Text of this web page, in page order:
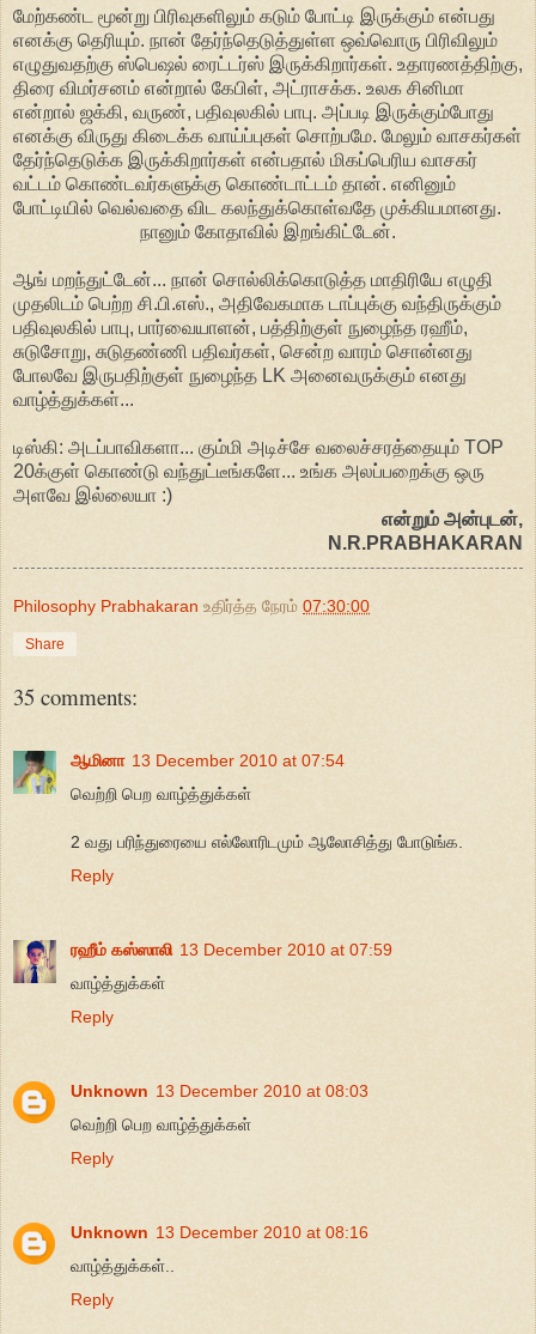
மேற்கண்ட மூன்று பிரிவுகளிலும் கடும் போட்டி இருக்கும் என்பது
எனக்கு தெரியும். நான் தேர்ந்தெடுத்துள்ள ஒவ்வொரு பிரிவிலும்
எழுதுவதற்கு ஸ்பெஷல் ரைட்டர்ஸ் இருக்கிறார்கள். உதாரணத்திற்கு,
திரை விமர்சனம் என்றால் கேபிள், அட்ராசக்க. உலக சினிமா
என்றால் ஜக்கி, வருண், பதிவுலகில் பாபு. அப்படி இருக்கும்போது
எனக்கு விருது கிடைக்க வாய்ப்புகள் சொற்பமே. மேலும் வாசகர்கள்
தேர்ந்தெடுக்க இருக்கிறார்கள் என்பதால் மிகப்பெரிய வாசகர்
வட்டம் கொண்டவர்களுக்கு கொண்டாட்டம் தான். எனினும்
போட்டியில் வெல்வதை விட கலந்துக்கொள்வதே முக்கியமானது.
நானும் கோதாவில் இறங்கிட்டேன்.
ஆங் மறந்துட்டேன்... நான் சொல்லிக்கொடுத்த மாதிரியே எழுதி
முதலிடம் பெற்ற சி.பி.எஸ்., அதிவேகமாக டாப்புக்கு வந்திருக்கும்
பதிவுலகில் பாபு, பார்வையாளன், பத்திற்குள் நுழைந்த ரஹீம்,
சுடுசோறு, சுடுதண்ணி பதிவர்கள், சென்ற வாரம் சொன்னது
போலவே இருபதிற்குள் நுழைந்த LK அனைவருக்கும் எனது
வாழ்த்துக்கள்...
டிஸ்கி: அடப்பாவிகளா... கும்மி அடிச்சே வலைச்சரத்தையும் TOP
20க்குள் கொண்டு வந்துட்டீங்களே... உங்க அலப்பறைக்கு ஒரு
அளவே இல்லையா :)
என்றும் அன்புடன்,
N.R.PRABHAKARAN
Philosophy Prabhakaran உதிர்த்த நேரம் 07:30:00
Share
35 comments:
ஆமினா 13 December 2010 at 07:54
வெற்றி பெற வாழ்த்துக்கள்
2 வது பரிந்துரையை எல்லோரிடமும் ஆலோசித்து போடுங்க.
Reply
ரஹீம் கஸ்ஸாலி 13 December 2010 at 07:59
வாழ்த்துக்கள்
Reply
Unknown 13 December 2010 at 08:03
வெற்றி பெற வாழ்த்துக்கள்
Reply
Unknown 13 December 2010 at 08:16
வாழ்த்துக்கள்..
Reply